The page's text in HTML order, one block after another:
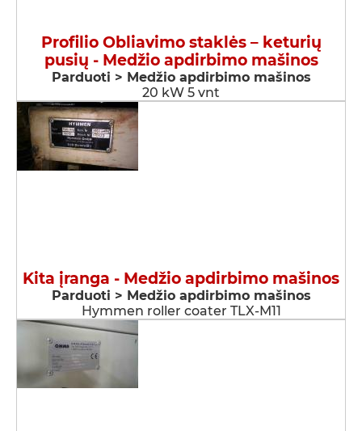
Profilio Obliavimo staklės – keturių
pusių - Medžio apdirbimo mašinos
Parduoti > Medžio apdirbimo mašinos
20 kW 5 vnt
Kita įranga - Medžio apdirbimo mašinos
Parduoti > Medžio apdirbimo mašinos
Hymmen roller coater TLX-M11